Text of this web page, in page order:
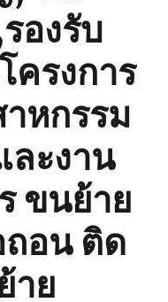
องรับ
ครงการ
หกรรม
ละงาน
ขนย้าย
ถอน ติด
าย